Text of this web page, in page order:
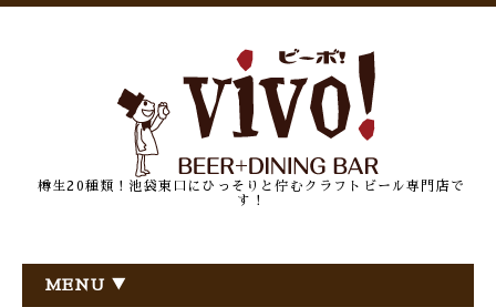
樽生20種類！池袋東口にひっそりと佇むクラフトビール専門店で
す！
MENU ▼